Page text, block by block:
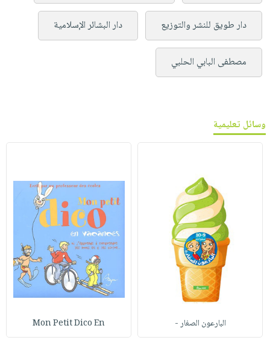
دار طويق للنشر والتوزيع دار البشائر الإسلامية
مصطفى البابي الحلبي
وسائل تعليمية
البارعون الصغار - Mon Petit Dico En